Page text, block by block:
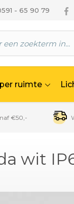
- 65 90 79
ruimte
€50,-
wit